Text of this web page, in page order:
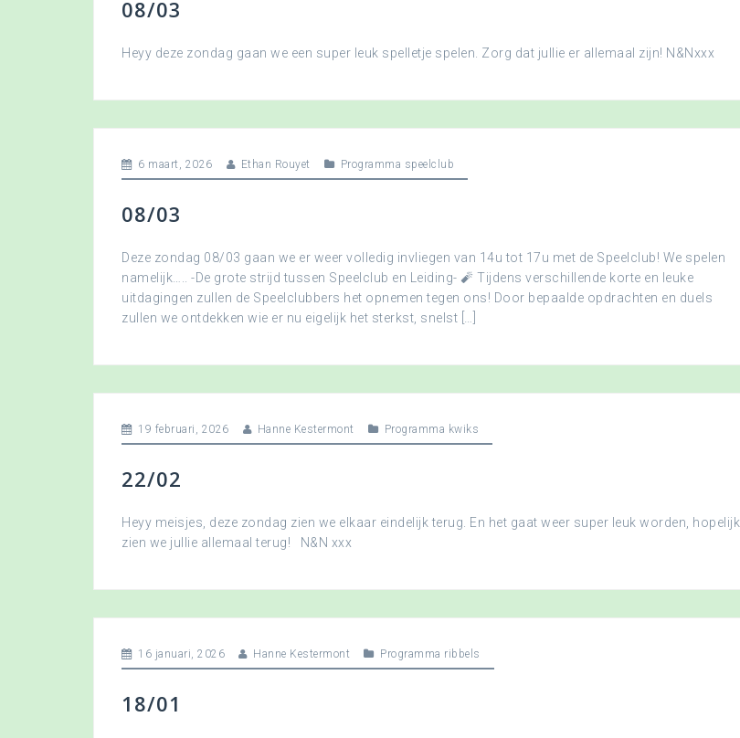
08/03
Heyy deze zondag gaan we een super leuk spelletje spelen. Zorg dat jullie er allemaal zijn! N&Nxxx
6 maart, 2026 Ethan Rouyet Programma speelclub
08/03
Deze zondag 08/03 gaan we er weer volledig invliegen van 14u tot 17u met de Speelclub! We spelen
namelijk….. -De grote strijd tussen Speelclub en Leiding- 🧨 Tijdens verschillende korte en leuke
uitdagingen zullen de Speelclubbers het opnemen tegen ons! Door bepaalde opdrachten en duels
zullen we ontdekken wie er nu eigelijk het sterkst, snelst […]
19 februari, 2026 Hanne Kestermont Programma kwiks
22/02
Heyy meisjes, deze zondag zien we elkaar eindelijk terug. En het gaat weer super leuk worden, hopelijk
zien we jullie allemaal terug! N&N xxx
16 januari, 2026 Hanne Kestermont Programma ribbels
18/01